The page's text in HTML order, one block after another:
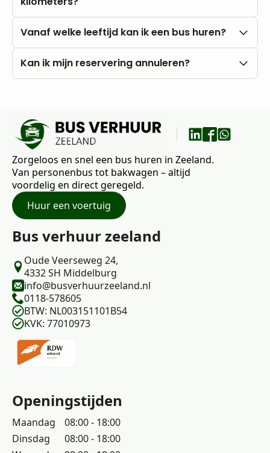
Onze prijzen zijn altijd inclusief btw en
eigen rekening.
Vanaf welke leeftijd kan ik een bus huren?
U kunt al vanaf 18 jaar bij ons huren, mits u in het
Kan ik mijn reservering annuleren?
ons te bespreken.
Zorgeloos en snel een bus huren in Zeeland.
Van personenbus tot bakwagen – altijd
voordelig en direct geregeld.
Huur een voertuig
Bus verhuur zeeland
Oude Veerseweg 24,
4332 SH Middelburg
info@busverhuurzeeland.nl
0118-578605
BTW: NL003151101B54
KVK: 77010973
Openingstijden
Maandag
Dinsdag
08:00 - 18:00
08:00 - 18:00